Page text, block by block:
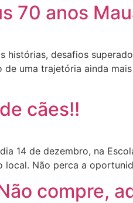
70 anos
histórias, desafios
de uma trajetória ainda
cães!!
14 de dezembro, na
local. Não perca a
compre,